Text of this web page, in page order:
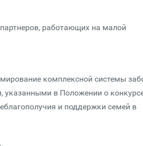
работающих на малой
комплексной системы
указанными в Положении о
и поддержки семей в